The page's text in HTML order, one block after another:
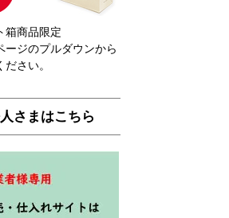
箱商品限定
ージのプルダウンから
ださい。
さまはこちら